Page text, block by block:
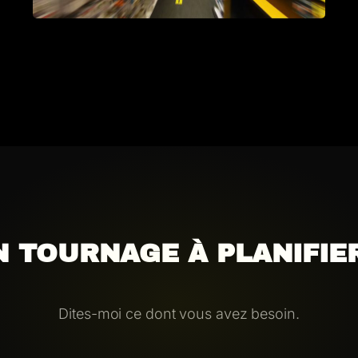
TOURNAGE À
Dites-moi ce dont vous avez besoin.